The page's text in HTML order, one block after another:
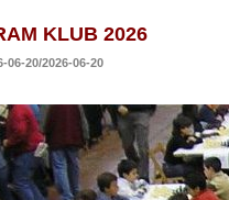
KLUB 2026
06-20/2026-06-20